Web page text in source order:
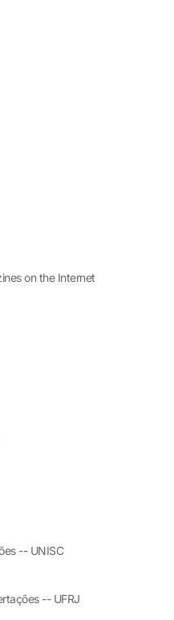
on the Internet
-- UNISC
-- UFRJ